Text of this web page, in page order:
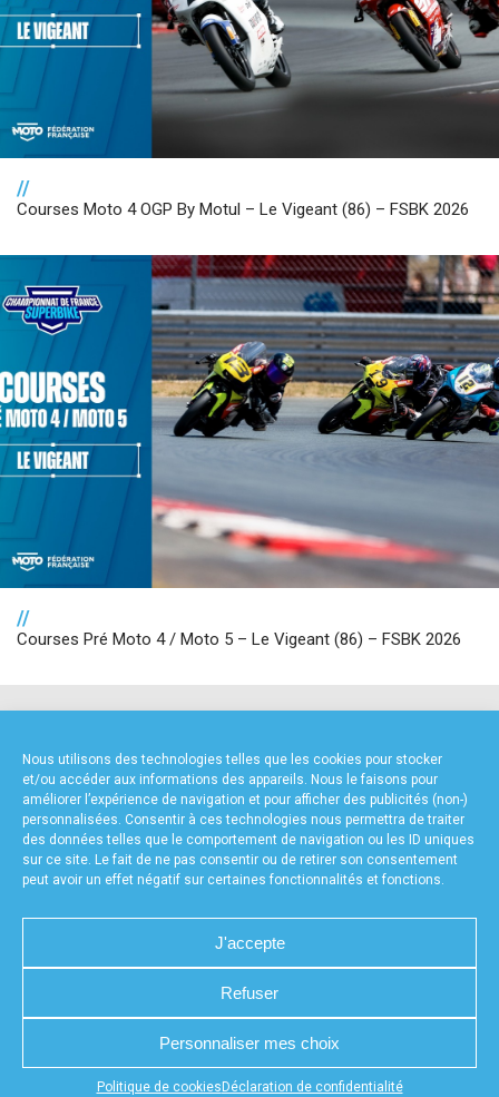
Nous utilisons des technologies telles que les cookies pour stocker
et/ou accéder aux informations des appareils. Nous le faisons pour
améliorer l’expérience de navigation et pour afficher des publicités (non-)
personnalisées. Consentir à ces technologies nous permettra de traiter
des données telles que le comportement de navigation ou les ID uniques
sur ce site. Le fait de ne pas consentir ou de retirer son consentement
peut avoir un effet négatif sur certaines fonctionnalités et fonctions.
J'accepte
Refuser
Personnaliser mes choix
Politique de cookies Déclaration de confidentialité
Appuyez sur le bouton partager en bas de votre
//
Courses Moto 4 OGP By Motul – Le Vigeant (86) – FSBK 2026
//
Courses Pré Moto 4 / Moto 5 – Le Vigeant (86) – FSBK 2026
CHARTE DE CONFIDENTIALITÉ
NOUS CONTACTER
POLITIQUE DE COOKIES (UE)
DÉCLARATION DE CONFIDENTIALITÉ (UE)